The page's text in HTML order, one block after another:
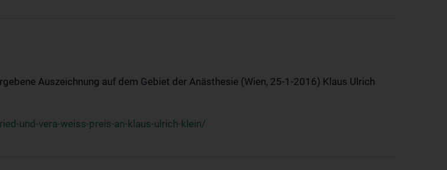
Auszeichnung auf dem Gebiet der Anästhesie (Wien, 25-1-2016) Klaus Ulrich
und-vera-weiss-preis-an-klaus-ulrich-klein/